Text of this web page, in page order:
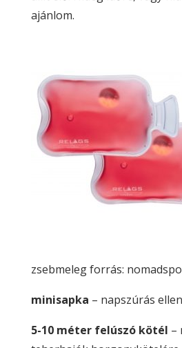
ajánlom.
zsebmeleg forrás:
minisapka – napszúrás
5-10 méter felúszó kötél –